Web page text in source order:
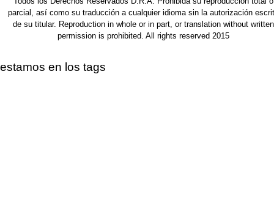
parcial, así como su traducción a cualquier idioma sin la autorización
de su titular. Reproduction in whole or in part, or translation without written
permission is prohibited. All rights reserved 2015
estamos en los tags